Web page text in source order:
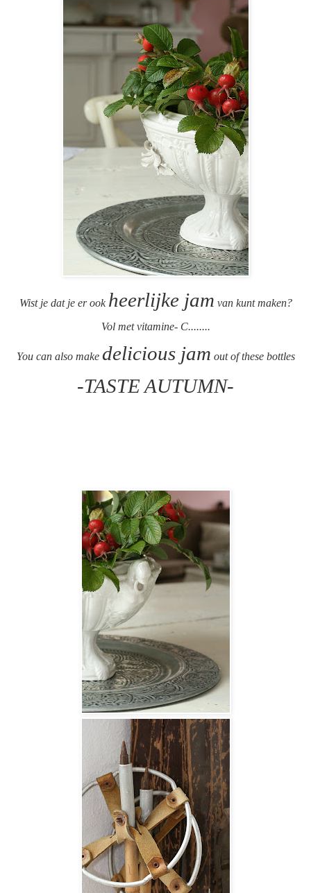
Wist je dat je er ook heerlijke jam van kunt maken?
Vol met vitamine- C........
You can also make delicious jam out of these bottles
-TASTE AUTUMN-